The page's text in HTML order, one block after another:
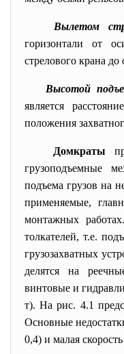
Вылетом
горизонтали от
стрелового крана до
Высотой
является
положения
Домкраты
грузоподъемные
подъема грузов на
применяемые,
монтажных
толкателей, т.е.
грузозахватных
делятся на
винтовые и
т). На рис. 4.1
Основные
0,4) и малая